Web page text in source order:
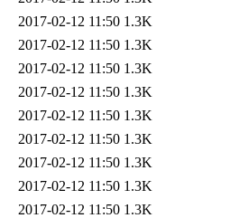
2017-02-12 11:50 1.3K
2017-02-12 11:50 1.3K
2017-02-12 11:50 1.3K
2017-02-12 11:50 1.3K
2017-02-12 11:50 1.3K
2017-02-12 11:50 1.3K
2017-02-12 11:50 1.3K
2017-02-12 11:50 1.3K
2017-02-12 11:50 1.3K